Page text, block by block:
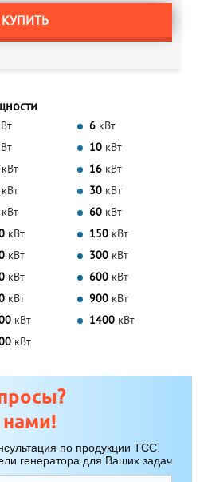
КУПИТЬ
6 кВт
10 кВт
кВт 16 кВт
кВт 30 кВт
кВт 60 кВт
кВт 150 кВт
кВт 300 кВт
кВт 600 кВт
кВт 900 кВт
кВт 1400 кВт
кВт
по продукции ТСС.
генератора для Ваших задач